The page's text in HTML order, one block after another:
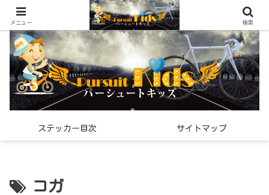
世界中で見つけた「希少なスポーツ雑貨」の紹介メディア
ステッカー目次 サイトマップ
コガ
メニュー 検索